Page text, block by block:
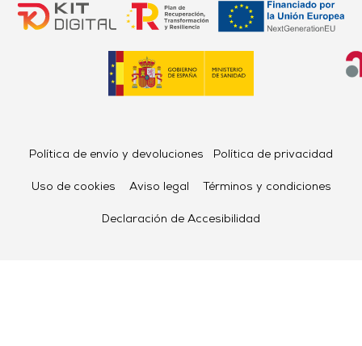
Política de envío y devoluciones Política de privacidad
Uso de cookies Aviso legal Términos y condiciones
Declaración de Accesibilidad